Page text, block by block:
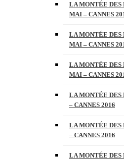
LA MONTÉE DES
MAI – CANNES
LA MONTÉE DES
MAI – CANNES
LA MONTÉE DES
MAI – CANNES
LA MONTÉE DES
– CANNES 2016
LA MONTÉE DES
– CANNES 2016
LA MONTÉE DES